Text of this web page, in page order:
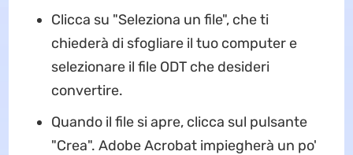
Clicca su "Seleziona un file", che ti
chiederà di sfogliare il tuo computer e
selezionare il file ODT che desideri
convertire.
Quando il file si apre, clicca sul pulsante
"Crea". Adobe Acrobat impiegherà un po'